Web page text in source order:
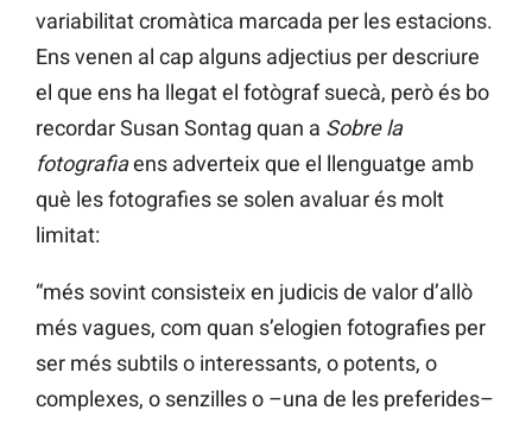
variabilitat cromàtica marcada per les estacions.
Ens venen al cap alguns adjectius per descriure
el que ens ha llegat el fotògraf suecà, però és bo
recordar Susan Sontag quan a Sobre la
fotografiaens adverteix que el llenguatge amb
què les fotografies se solen avaluar és molt
limitat:
“més sovint consisteix en judicis de valor d’allò
més vagues, com quan s’elogien fotografies per
ser més subtils o interessants, o potents, o
complexes, o senzilles o –una de les preferides–